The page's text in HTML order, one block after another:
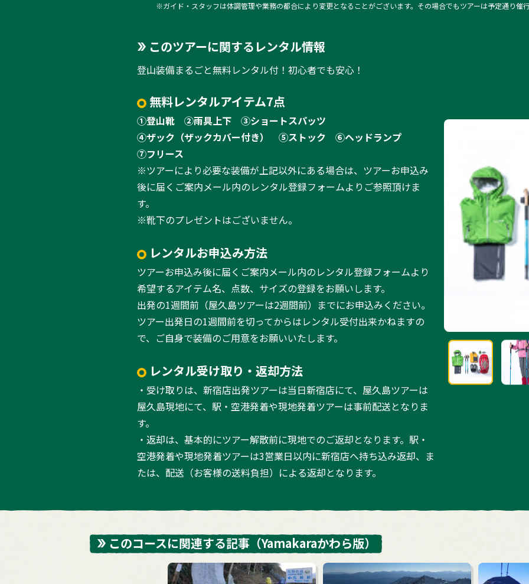
※ガイド・スタッフは体調管理や業務の都合により変更となることがございます。その場合でもツアーは予定通り催行
このツアーに関するレンタル情報
登山装備まるごと無料レンタル付！初心者でも安心！
無料レンタルアイテム7点
①登山靴 ②雨具上下
③ショートスパッツ
④ザック（ザックカバー付き）
⑤ストック
⑥ヘッドランプ
⑦フリース
※ツアーにより必要な装備が上記以外にある場合は、ツアーお申込み
後に届くご案内メール内のレンタル登録フォームよりご参照頂けま
す。
※靴下のプレゼントはございません。
レンタルお申込み方法
ツアーお申込み後に届くご案内メール内のレンタル登録フォームより
希望するアイテム名、点数、サイズの登録をお願いします。
出発の1週間前（屋久島ツアーは2週間前）までにお申込みください。
ツアー出発日の1週間前を切ってからはレンタル受付出来かねますの
で、ご自身で装備のご用意をお願いいたします。
レンタル受け取り・返却方法
・受け取りは、新宿店出発ツアーは当日新宿店にて、屋久島ツアーは
屋久島現地にて、駅・空港発着や現地発着ツアーは事前配送となりま
す。
・返却は、基本的にツアー解散前に現地でのご返却となります。駅・
空港発着や現地発着ツアーは3営業日以内に新宿店へ持ち込み返却、ま
たは、配送（お客様の送料負担）による返却となります。
このコースに関連する記事 （Yamakaraかわら版）